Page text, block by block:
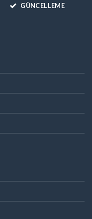
GÜNCELLEME